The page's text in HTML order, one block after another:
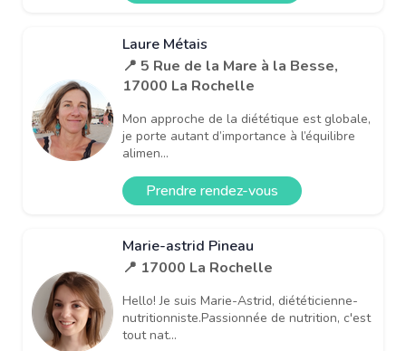
Laure Métais
📍 5 Rue de la Mare à la Besse,
17000 La Rochelle
Mon approche de la diététique est globale,
je porte autant d’importance à l’équilibre
alimen...
Prendre rendez-vous
Marie-astrid Pineau
📍 17000 La Rochelle
Hello! Je suis Marie-Astrid, diététicienne-
nutritionniste.Passionnée de nutrition, c'est
tout nat...